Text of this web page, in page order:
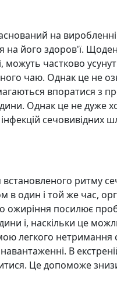
на виробленні
його здоров'ї.
можуть частково
чаю. Однак це не
впоратися з
Однак це не дуже
сечовивідних
ритму
один і той же час,
ожиріння посилює
і, наскільки це
легкого нетримання
В
Це допоможе